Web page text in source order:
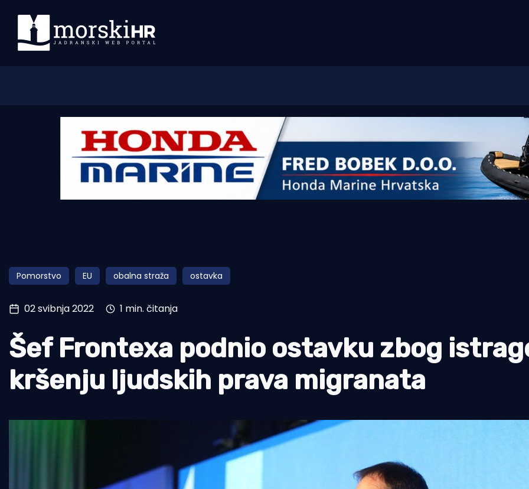
Morski plus
Pomorstvo
Ribolov
Ekologija
Tradicija i kultura
Pomorstvo EU obalna straža ostavka
02 svibnja 2022 1 min. čitanja
Šef Frontexa podnio ostavku zbog
kršenju ljudskih prava migranata